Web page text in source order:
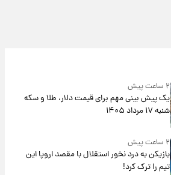
۲ ساعت پیش
یک پیش ‌بینی مهم برای قیمت دلار، طلا و سکه
شنبه ۱۷ مرداد ۱۴۰۵
۲ ساعت پیش
بازیکن به درد نخور استقلال با مقصد اروپا این
تیم را ترک کرد!